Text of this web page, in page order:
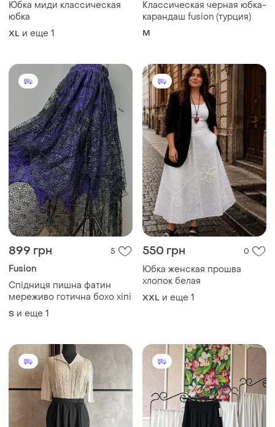
Юбка миди классическая
юбка
XL и еще 1
Классическая черная юбка-
карандаш fusion (турция)
M
899 грн 5
Fusion
Спідниця пишна фатин
мереживо готична бохо хіпі
S и еще 1
550 грн 0
Юбка женская прошва
хлопок белая
XXL и еще 1